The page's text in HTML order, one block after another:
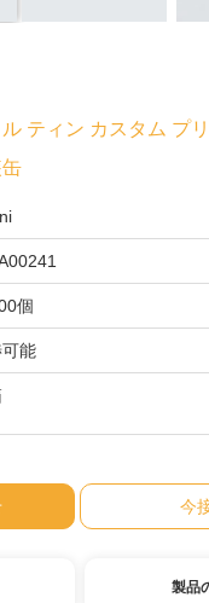
ティン カスタム プ
個
能
今
製品